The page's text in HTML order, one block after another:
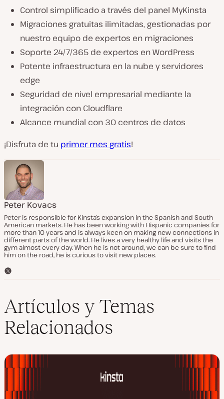
Control simplificado a través del panel MyKinsta
Migraciones gratuitas ilimitadas, gestionadas por
nuestro equipo de expertos en migraciones
Soporte 24/7/365 de expertos en WordPress
Potente infraestructura en la nube y servidores
edge
Seguridad de nivel empresarial mediante la
integración con Cloudflare
Alcance mundial con 30 centros de datos
¡Disfruta de tu primer mes gratis!
Peter Kovacs
Peter is responsible for Kinsta’s expansion in the Spanish and South
American markets. He has been working with Hispanic companies for
more than 10 years and is always keen on making new connections in
different parts of the world. He lives a very healthy life and visits the
gym almost every day. When he is not around, we can be sure to find
him on the road, he is curious to visit new places.
T
t
e
Artículos y Temas
Relacionados